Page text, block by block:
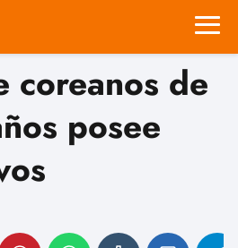
coreanos de
posee